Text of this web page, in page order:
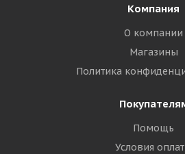
Компания
О компании
Магазины
Политика
Помощь
Условия